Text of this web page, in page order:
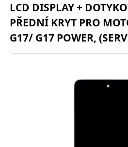
nacházíte:
LCD DISPLAY +
PŘEDNÍ KRYT PRO
G17/ G17 POWER,